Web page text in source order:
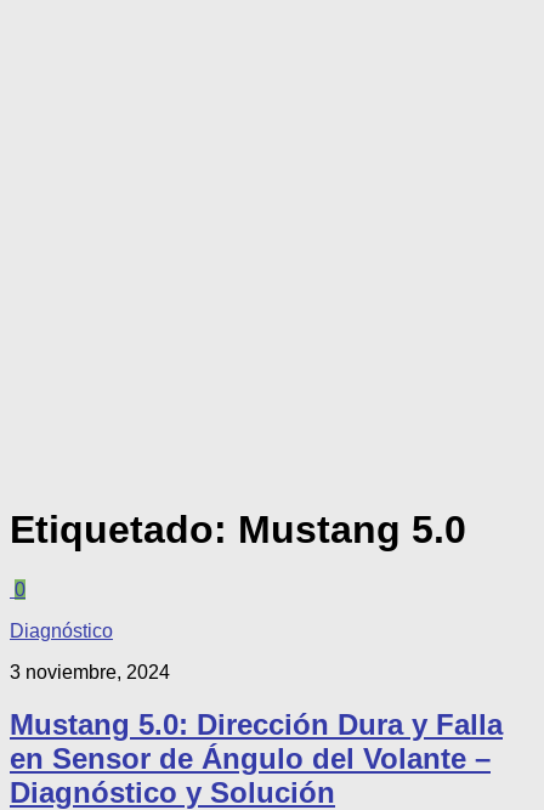
Etiquetado: Mustang 5.0
0
Diagnóstico
3 noviembre, 2024
Mustang 5.0: Dirección Dura y Falla
en Sensor de Ángulo del Volante –
Diagnóstico y Solución